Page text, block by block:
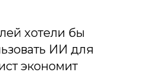
хотели бы
ИИ для
экономит